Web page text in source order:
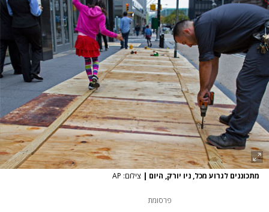
מתכוננים לגרוע מכל, ניו יורק, היום | צילום: AP
פרסומת